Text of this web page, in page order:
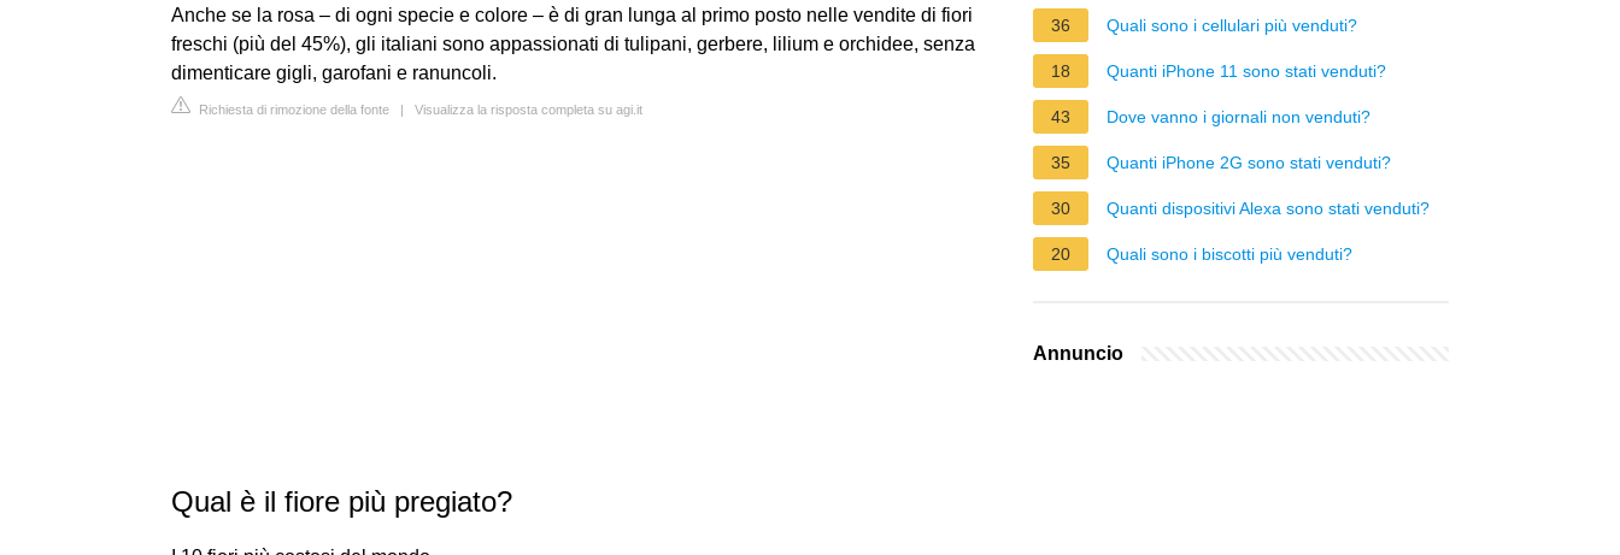
Anche se la rosa – di ogni specie e colore – è di gran lunga al primo posto nelle vendite di fiori
freschi (più del 45%), gli italiani sono appassionati di tulipani, gerbere, lilium e orchidee, senza
dimenticare gigli, garofani e ranuncoli.
Richiesta di rimozione della fonte | Visualizza la risposta completa su agi.it
Qual è il fiore più pregiato?
36 Quali sono i cellulari più venduti?
18 Quanti iPhone 11 sono stati venduti?
43 Dove vanno i giornali non venduti?
35 Quanti iPhone 2G sono stati venduti?
30 Quanti dispositivi Alexa sono stati venduti?
20 Quali sono i biscotti più venduti?
Annuncio